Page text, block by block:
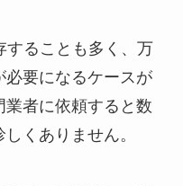
することも多く、万
必要になるケースが
者に依頼すると数
くありません。